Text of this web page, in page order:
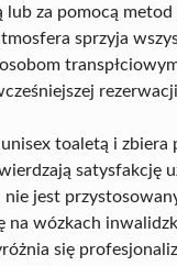
lub za pomocą
sprzyja
toaletą i zbiera
satysfakcję
nie jest
na wózkach
się